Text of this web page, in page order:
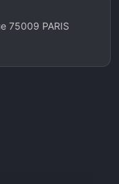
75009 PARIS